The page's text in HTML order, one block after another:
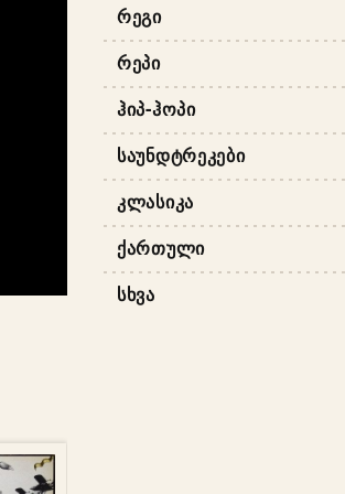
ᲠᲔᲒᲘ
ᲠᲔᲞᲘ
ᲰᲘᲞ-ᲰᲝᲞᲘ
ᲡᲐᲣᲜᲓᲢᲠᲔᲙᲔᲑᲘ
ᲙᲚᲐᲡᲘᲙᲐ
ᲥᲐᲠᲗᲣᲚᲘ
ᲡᲮᲕᲐ